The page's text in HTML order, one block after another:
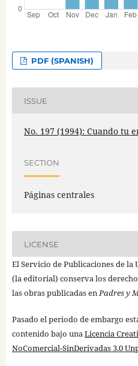
PDF (SPANISH)
ISSUE
No. 197 (1994): Cuando tu
SECTION
Páginas centrales
LICENSE
El Servicio de Publicaciones de
(la editorial) conserva los
las obras publicadas enPadres y
Pasado el periodo de embargo
contenido bajo unaLicencia
NoComercial-SinDerivadas 3.0